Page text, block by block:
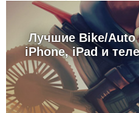
Лучшие Bike/
iPhone, iPad и